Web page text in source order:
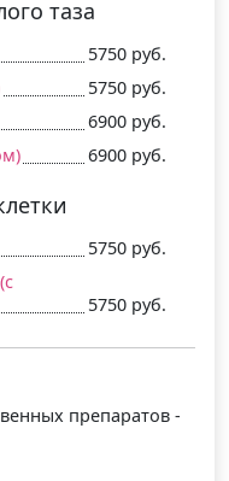
таза
5750 руб.
5750 руб.
6900 руб.
6900 руб.
5750 руб.
5750 руб.
препаратов -